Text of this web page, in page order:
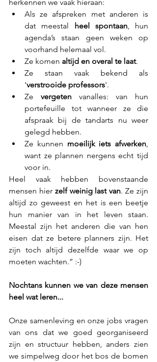
herkennen we vaak hieraan:
Als ze afspreken met anderen is
dat meestal heel spontaan, hun
agenda’s staan geen weken op
voorhand helemaal vol.
Ze komen altijd en overal te laat.
Ze staan vaak bekend als
'verstrooide professors'.
Ze vergeten vanalles: van hun
portefeuille tot wanneer ze die
afspraak bij de tandarts nu weer
gelegd hebben.
Ze kunnen moeilijk iets afwerken
want ze plannen nergens echt tijd
voor in.
Heel vaak hebben bovenstaande
mensen hier zelf weinig last van. Ze zijn
altijd zo geweest en het is een beetje
hun manier van in het leven staan.
Meestal zijn het anderen die van hen
eisen dat ze betere planners zijn. Het
zijn toch altijd dezelfde waar we op
moeten wachten.” :-)
Nochtans kunnen we van deze mensen
heel wat leren...
Onze samenleving en onze jobs vragen
van ons dat we goed georganiseerd
zijn en structuur hebben, anders zien
we simpelweg door het bos de bomen